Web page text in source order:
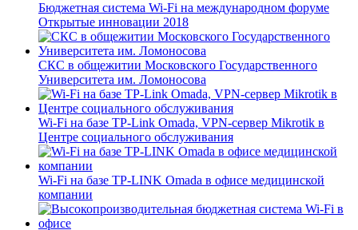
Бюджетная система Wi-Fi на международном форуме
Открытые инновации 2018
СКС в общежитии Московского Государственного
Университета им. Ломоносова
Wi-Fi на базе TP-Link Omada, VPN-сервер Mikrotik в
Центре социального обслуживания
Wi-Fi на базе TP-LINK Omada в офисе медицинской
компании